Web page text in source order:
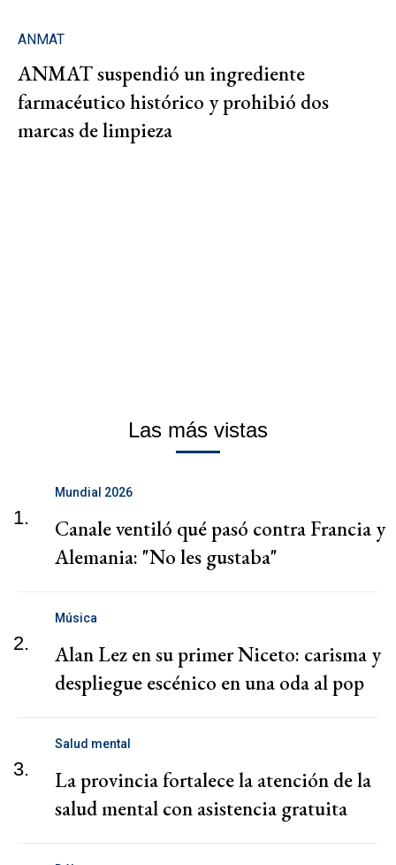
ANMAT
ANMAT suspendió un ingrediente
farmacéutico histórico y prohibió dos
marcas de limpieza
Las más vistas
1.
Mundial 2026
Canale ventiló qué pasó contra Francia y
Alemania: "No les gustaba"
2.
Música
Alan Lez en su primer Niceto: carisma y
despliegue escénico en una oda al pop
3.
Salud mental
La provincia fortalece la atención de la
salud mental con asistencia gratuita